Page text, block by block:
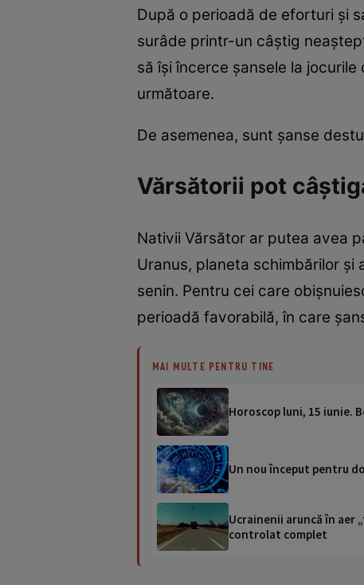
După o perioadă de eforturi și
surâde printr-un câștig
să își încerce șansele la
următoare.
De asemenea, sunt șanse
Vărsătorii pot
Nativii Vărsător ar putea avea
Uranus, planeta schimbărilor
senin. Pentru cei care
perioadă favorabilă, în care
MAI MULTE PENTRU TINE
Horoscop luni, 15 iunie.
Un nou început pentru
Ucrainenii aruncă în aer
controlat complet